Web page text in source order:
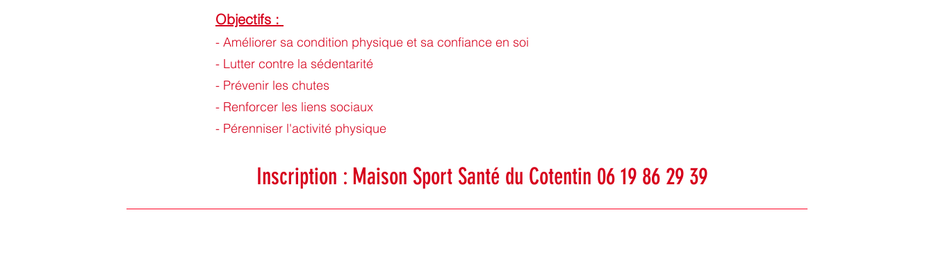
Objectifs :
- Améliorer sa condition physique et sa confiance en soi
- Lutter contre la sédentarité
- Prévenir les chutes
- Renforcer les liens sociaux
- Pérenniser l'activité physique
Inscription : Maison Sport Santé du Cotentin 06 19 86 29 39